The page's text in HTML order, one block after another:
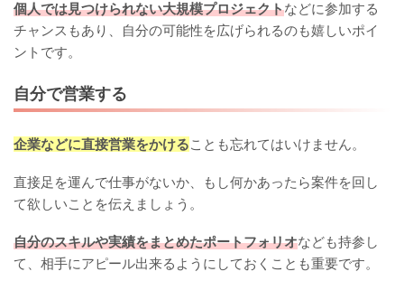
個人では見つけられない大規模プロジェクトなどに参加する
チャンスもあり、自分の可能性を広げられるのも嬉しいポイ
ントです。
自分で営業する
企業などに直接営業をかけることも忘れてはいけません。
直接足を運んで仕事がないか、もし何かあったら案件を回し
て欲しいことを伝えましょう。
自分のスキルや実績をまとめたポートフォリオなども持参し
て、相手にアピール出来るようにしておくことも重要です。